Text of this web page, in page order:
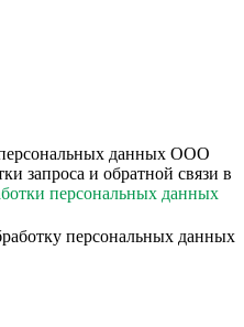
данных ООО
запроса и обратной связи в
персональных данных
персональных данных